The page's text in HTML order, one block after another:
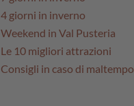
4 giorni in inverno
Weekend in Val Pusteria
Le 10 migliori attrazioni
Consigli in caso di maltempo